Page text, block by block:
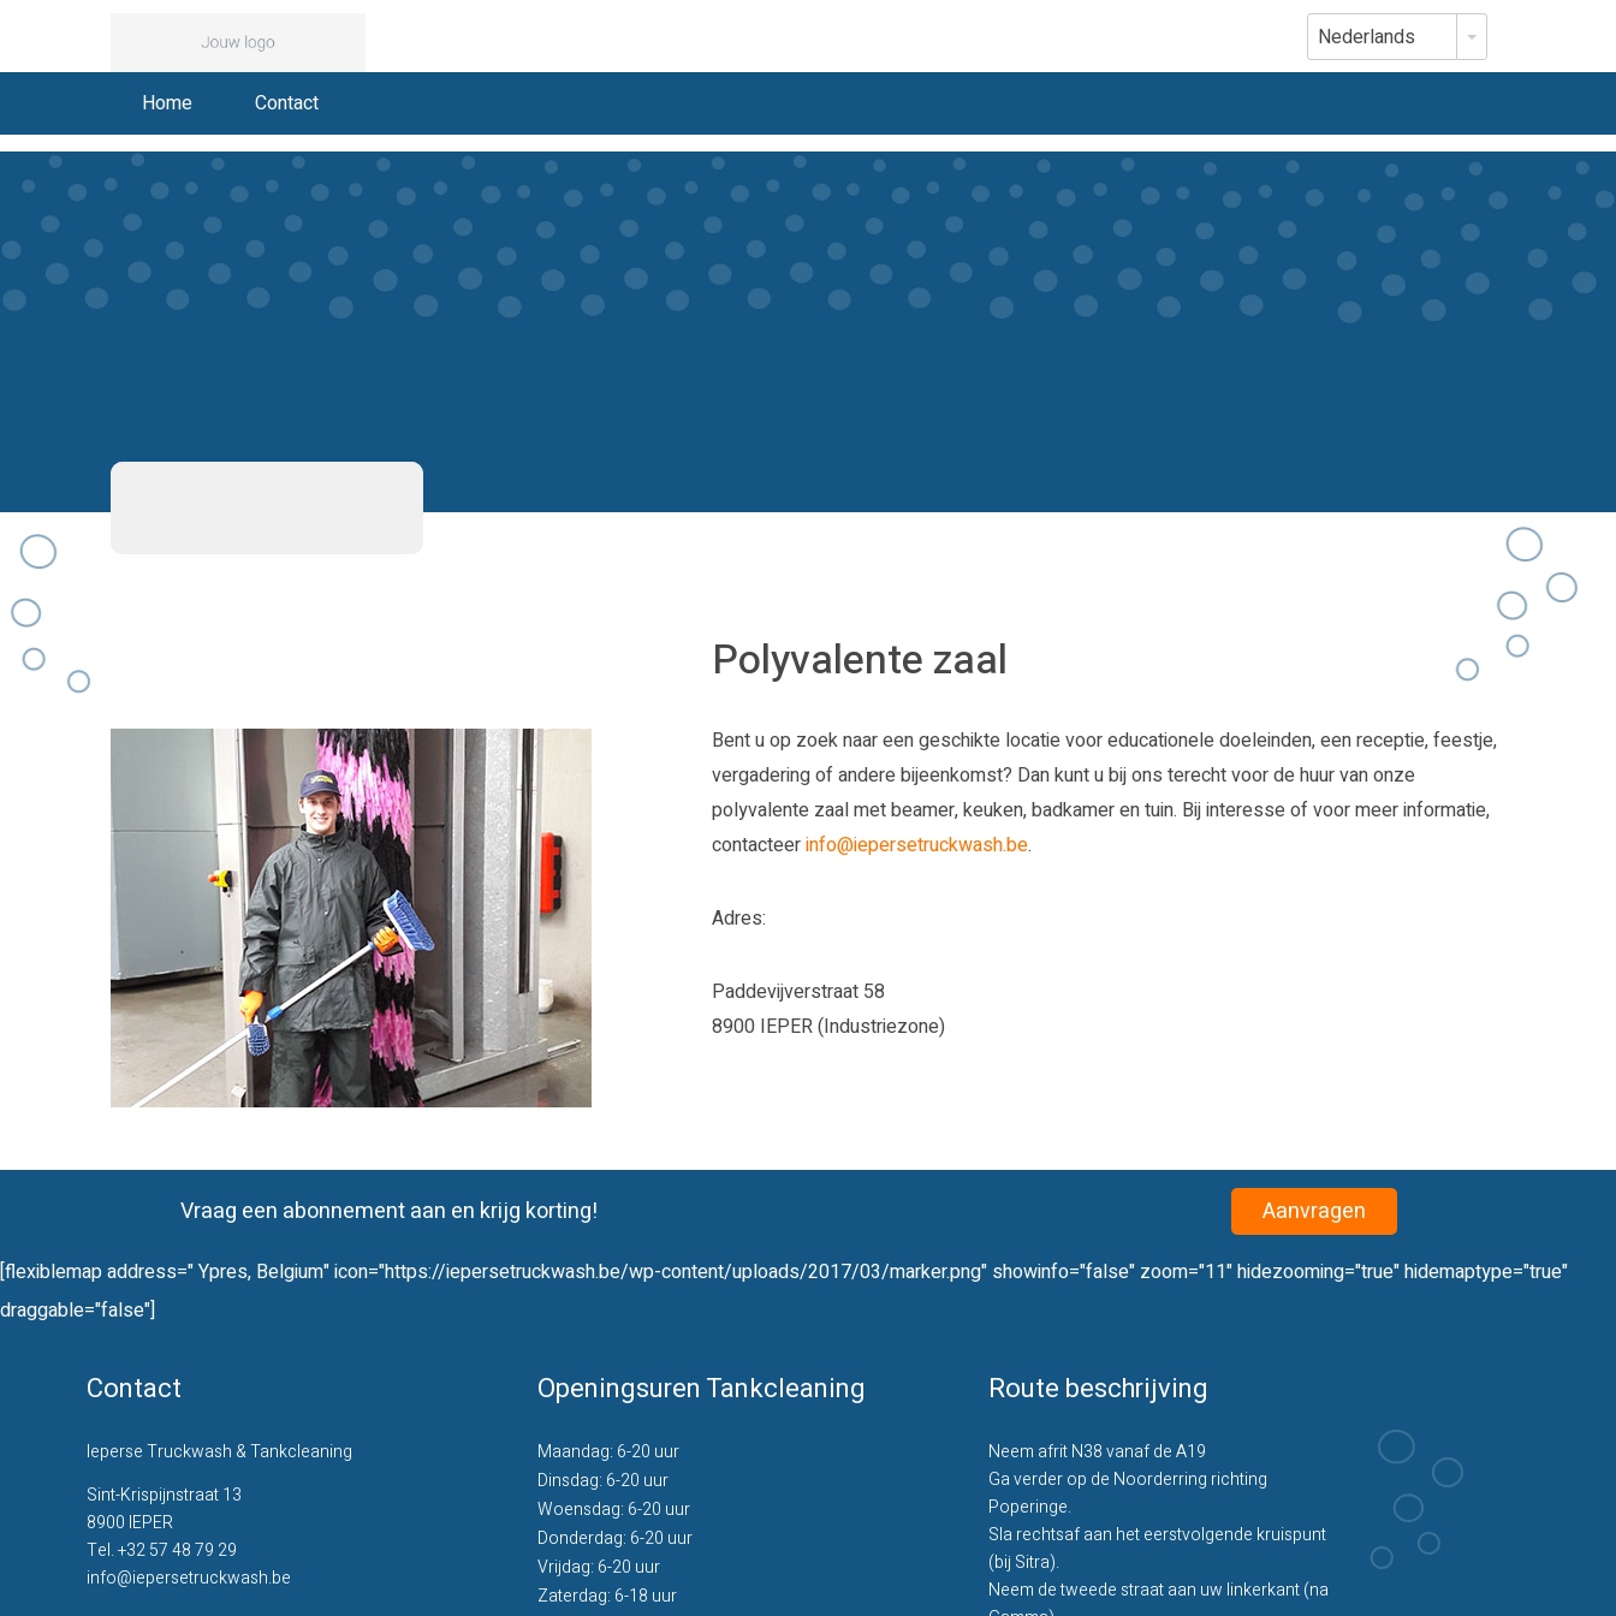
Nederlands
Home Contact
Polyvalente zaal
Bent u op zoek naar een geschikte locatie voor educationele doeleinden, een receptie, feestje,
vergadering of andere bijeenkomst? Dan kunt u bij ons terecht voor de huur van onze
polyvalente zaal met beamer, keuken, badkamer en tuin. Bij interesse of voor meer informatie,
contacteerinfo@iepersetruckwash.be.
Adres:
Paddevijverstraat 58
8900 IEPER (Industriezone)
Vraag een abonnement aan en krijg korting! Aanvragen
[flexiblemap address=" Ypres, Belgium" icon="https://iepersetruckwash.be/wp-content/uploads/2017/03/marker.png" showinfo="false" zoom="11" hidezooming="true" hidemaptype="true"
draggable="false"]
Contact
Ieperse Truckwash & Tankcleaning
Sint-Krispijnstraat 13
8900 IEPER
Tel.+32 57 48 79 29
info@iepersetruckwash.be
Openingsuren Tankcleaning
Maandag: 6-20 uur
Dinsdag: 6-20 uur
Woensdag: 6-20 uur
Donderdag: 6-20 uur
Vrijdag: 6-20 uur
Zaterdag: 6-18 uur
Route beschrijving
Neem afrit N38 vanaf de A19
Ga verder op de Noorderring richting
Poperinge.
Sla rechtsaf aan het eerstvolgende kruispunt
(bij Sitra).
Neem de tweede straat aan uw linkerkant (na